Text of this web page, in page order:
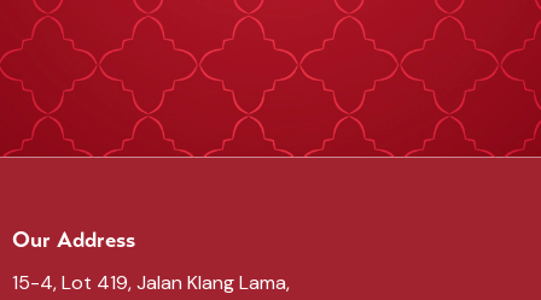
Our Address
15-4, Lot 419, Jalan Klang Lama,